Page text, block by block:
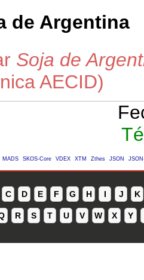
de Argentina
Soja de
AECID)
MADS SKOS-Core VDEX XTM Zthes JSON
C D E F G H I J K
R S T U V W X Y